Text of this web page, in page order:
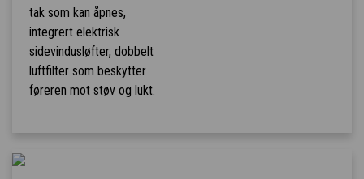
tak som kan åpnes,
integrert elektrisk
sidevindusløfter, dobbelt
luftfilter som beskytter
føreren mot støv og lukt.